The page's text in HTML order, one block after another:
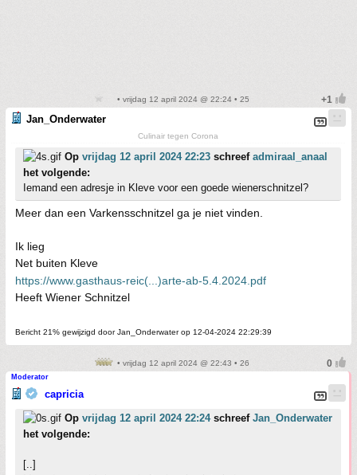
• vrijdag 12 april 2024 @ 22:24 • 25
Jan_Onderwater
Culinair tegen Corona
Op vrijdag 12 april 2024 22:23 schreef admiraal_anaal
het volgende:
Iemand een adresje in Kleve voor een goede wienerschnitzel?
Meer dan een Varkensschnitzel ga je niet vinden.
Ik lieg
Net buiten Kleve
https://www.gasthaus-reic(...)arte-ab-5.4.2024.pdf
Heeft Wiener Schnitzel
Bericht 21% gewijzigd door Jan_Onderwater op 12-04-2024 22:29:39
• vrijdag 12 april 2024 @ 22:43 • 26
Moderator
capricia
Op vrijdag 12 april 2024 22:24schreef Jan_Onderwater
het volgende:
[..]